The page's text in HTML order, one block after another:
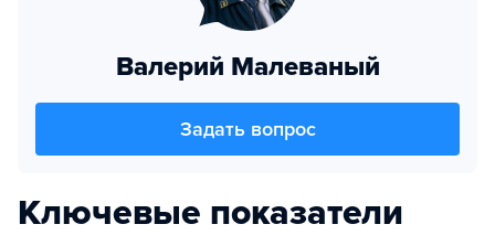
Валерий Малеваный
Задать вопрос
Ключевые показатели